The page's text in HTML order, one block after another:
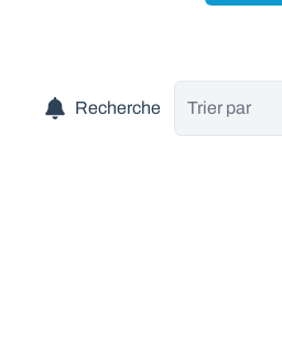
Recherche Trier par